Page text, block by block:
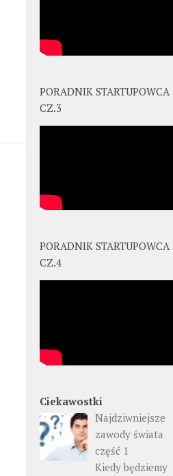
PORADNIK STARTUPOWCA
CZ.3
PORADNIK STARTUPOWCA
CZ.4
Ciekawostki
Najdziwniejsze
zawody świata
część 1
Kiedy będziemy